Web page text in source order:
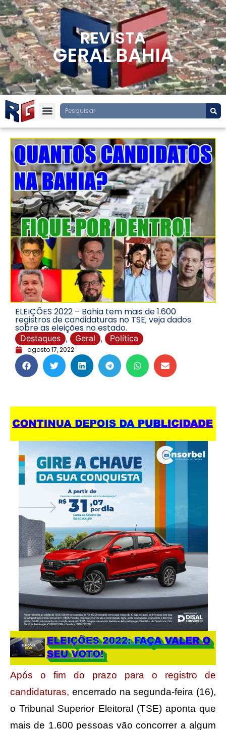
REVISTA
GERAL BAHIA
ELEIÇÕES 2022 – Bahia tem mais de 1.600
registros de candidaturas no TSE; veja dados
sobre as eleições no estado.
Destaques , Geral , Política
agosto 17, 2022
Após o fim do prazo para o registro de
candidaturas, encerrado na segunda-feira (16),
o Tribunal Superior Eleitoral (TSE) aponta que
mais de 1.600 pessoas vão concorrer a algum